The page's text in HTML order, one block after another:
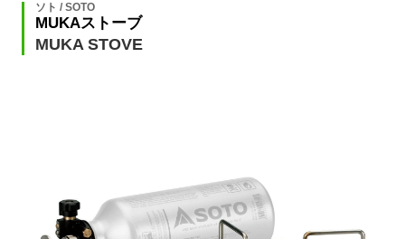
ソト / SOTO
MUKAストーブ
MUKA STOVE